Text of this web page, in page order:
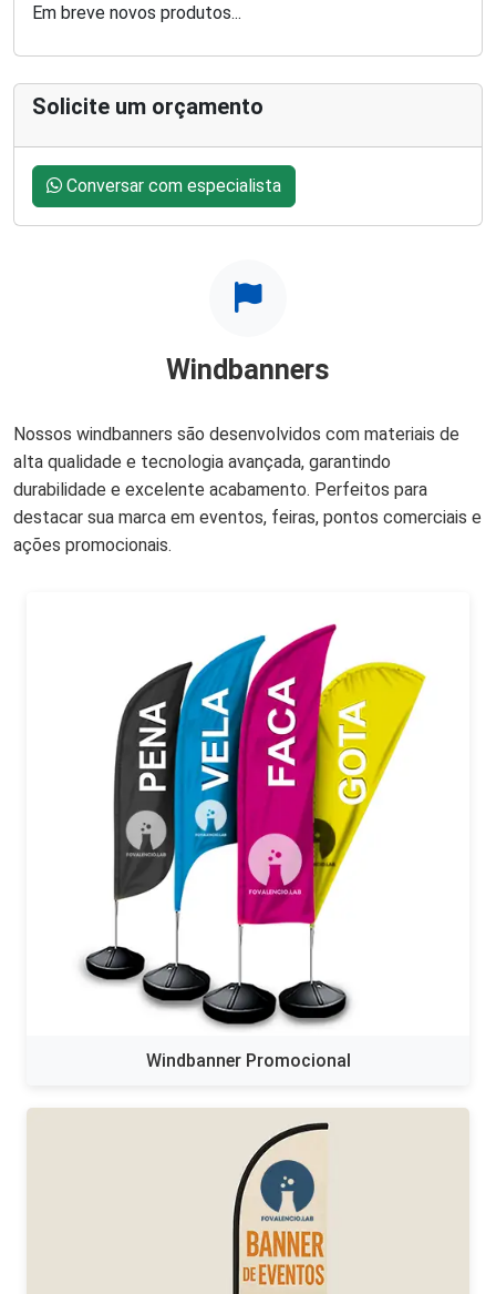
Em breve novos produtos...
Solicite um orçamento
Conversar com especialista
Windbanners
Nossos windbanners são desenvolvidos com materiais de
alta qualidade e tecnologia avançada, garantindo
durabilidade e excelente acabamento. Perfeitos para
destacar sua marca em eventos, feiras, pontos comerciais e
ações promocionais.
Windbanner Promocional